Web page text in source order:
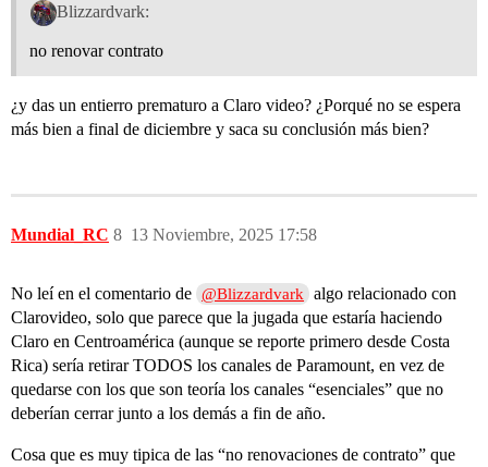
Blizzardvark:
no renovar contrato
¿y das un entierro prematuro a Claro video? ¿Porqué no se espera
más bien a final de diciembre y saca su conclusión más bien?
Mundial_RC 13 Noviembre, 2025 17:58
8
No leí en el comentario de @Blizzardvark
algo relacionado con
Clarovideo, solo que parece que la jugada que estaría haciendo
Claro en Centroamérica (aunque se reporte primero desde Costa
Rica) sería retirar TODOS los canales de Paramount, en vez de
quedarse con los que son teoría los canales “esenciales” que no
deberían cerrar junto a los demás a fin de año.
Cosa que es muy tipica de las “no renovaciones de contrato” que